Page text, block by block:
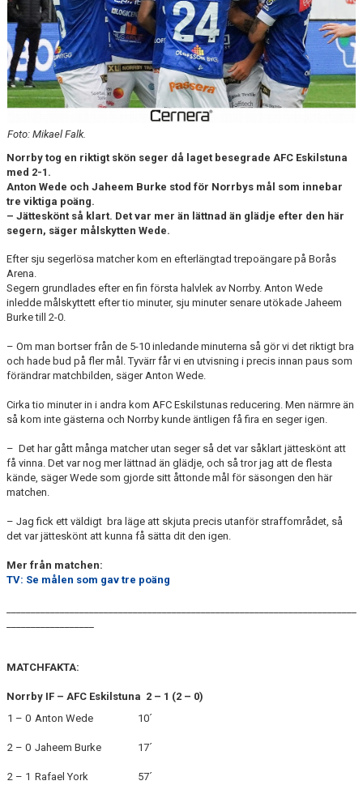
DOKUMENT
BILDARKIV
BILDER 2025
TABELL ETTAN SÖDRA 2025
Foto: Mikael Falk.
Norrby tog en riktigt skön seger då laget besegrade AFC Eskilstuna
med 2-1.
Anton Wede och Jaheem Burke stod för Norrbys mål som innebar
tre viktiga poäng.
– Jätteskönt så klart. Det var mer än lättnad än glädje efter den här
segern, säger målskytten Wede.
Efter sju segerlösa matcher kom en efterlängtad trepoängare på Borås
Arena.
Segern grundlades efter en fin första halvlek av Norrby. Anton Wede
inledde målskyttett efter tio minuter, sju minuter senare utökade Jaheem
Burke till 2-0.
– Om man bortser från de 5-10 inledande minuterna så gör vi det riktigt bra
och hade bud på fler mål. Tyvärr får vi en utvisning i precis innan paus som
förändrar matchbilden, säger Anton Wede.
Cirka tio minuter in i andra kom AFC Eskilstunas reducering. Men närmre än
så kom inte gästerna och Norrby kunde äntligen få fira en seger igen.
– Det har gått många matcher utan seger så det var såklart jätteskönt att
få vinna. Det var nog mer lättnad än glädje, och så tror jag att de flesta
kände, säger Wede som gjorde sitt åttonde mål för säsongen den här
matchen.
– Jag fick ett väldigt bra läge att skjuta precis utanför straffområdet, så
det var jätteskönt att kunna få sätta dit den igen.
Mer från matchen:
TV: Se målen som gav tre poäng
MATCHFAKTA:
Norrby IF – AFC Eskilstuna 2 – 1 (2 – 0)
1 – 0 Anton Wede 10´
2 – 0 Jaheem Burke 17´
2 – 1 Rafael York 57´